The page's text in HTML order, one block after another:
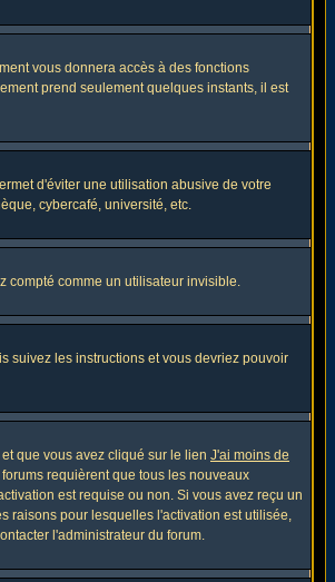
vous donnera accès à des fonctions
prend seulement quelques instants, il est
d'éviter une utilisation abusive de votre
cybercafé, université, etc.
compté comme un utilisateur invisible.
suivez les instructions et vous devriez pouvoir
que vous avez cliqué sur le lien J'ai moins de
requièrent que tous les nouveaux
est requise ou non. Si vous avez reçu un
raisons pour lesquelles l'activation est utilisée,
l'administrateur du forum.